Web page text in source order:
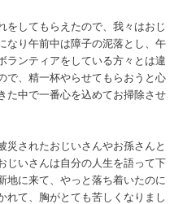
をしてもらえたので、我々はおじ
なり午前中は障子の泥落とし、午
ランティアをしている方々とは違
で、精一杯やらせてもらおうと心
た中で一番心を込めてお掃除させ
災されたおじいさんやお孫さんと
じいさんは自分の人生を語って下
地に来て、やっと落ち着いたのに
れて、胸がとても苦しくなりまし